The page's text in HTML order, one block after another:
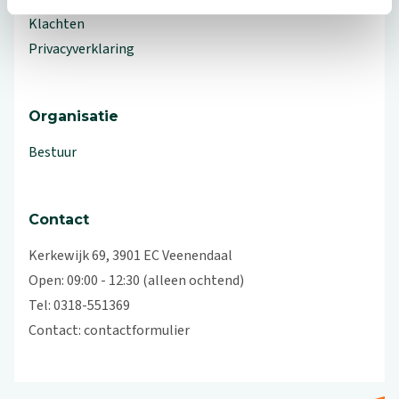
Klachten
Privacyverklaring
Organisatie
Bestuur
Contact
Kerkewijk 69, 3901 EC Veenendaal
Open: 09:00 - 12:30 (alleen ochtend)
Tel: 0318-551369
Contact:contactformulier